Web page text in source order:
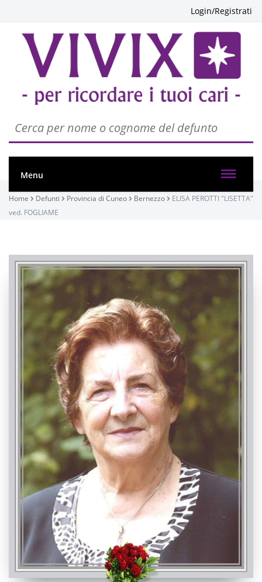
Login/Registrati
Menu
Home Defunti Provincia di Cuneo Bernezzo
ELISA PEROTTI "LISETTA"
ved. FOGLIAME
PASSATE:
FUNERALE
Caraglio, Chiesa Parrocchiale di Caraglio - Santa
Maria Assunta
26/03/2022 16:00
ROSARIO
Caraglio, Chiesa Parrocchiale di Caraglio - Santa
Maria Assunta
25/03/2022 20:00
Visibile a tutti gli utenti
INVIA CONDOGLIANZE